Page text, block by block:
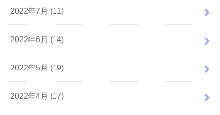
2022年7月 (11)
2022年6月 (14)
2022年5月 (19)
2022年4月 (17)